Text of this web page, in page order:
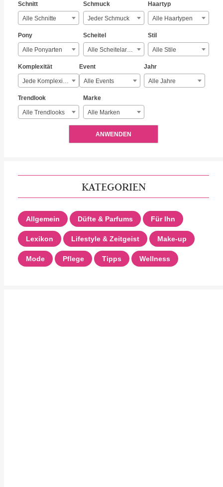
Schnitt
Alle Schnitte
Schmuck
Jeder Schmuck
Haartyp
Alle Haartypen
Pony
Alle Ponyarten
Scheitel
Alle Scheitelarten
Stil
Alle Stile
Komplexität
Jede Komplexität
Event
Alle Events
Jahr
Alle Jahre
Trendlook
Alle Trendlooks
Marke
Alle Marken
ANWENDEN
KATEGORIEN
Allgemein Düfte & Parfums Für Ihn
Lexikon Lifestyle & Zeitgeist Make-up
Mode Pflege Tipps Wellness